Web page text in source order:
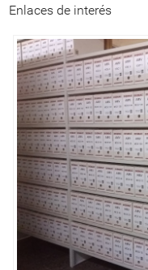
Enlaces de interés